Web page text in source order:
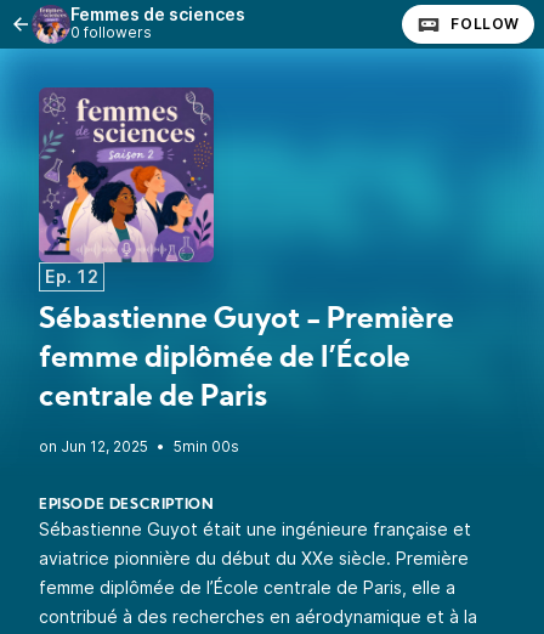
Femmes de sciences
0 followers FOLLOW
Ep. 12
Sébastienne Guyot - Première
femme diplômée de l’École
centrale de Paris
• 5min 00s
EPISODE DESCRIPTION
Sébastienne Guyot était une ingénieure française et
aviatrice pionnière du début du XXe siècle. Première
femme diplômée de l’École centrale de Paris, elle a
contribué à des recherches en aérodynamique et à la